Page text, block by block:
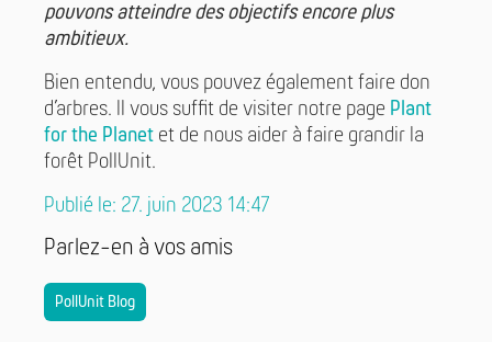
pouvons atteindre des objectifs encore plus
ambitieux.
Bien entendu, vous pouvez également faire don
d’arbres. Il vous suffit de visiter notre page Plant
for the Planet et de nous aider à faire grandir la
forêt PollUnit.
Publié le: 27. juin 2023 14:47
Parlez-en à vos amis
PollUnit Blog